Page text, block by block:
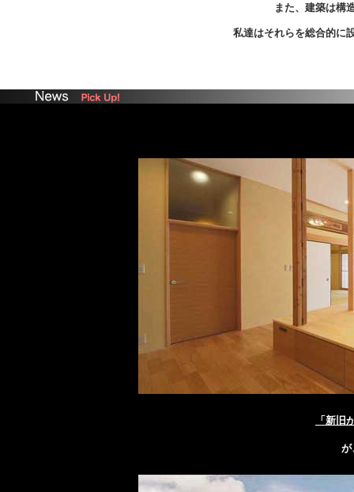
また、建築は構
私達はそれらを総合的に
「新旧
が